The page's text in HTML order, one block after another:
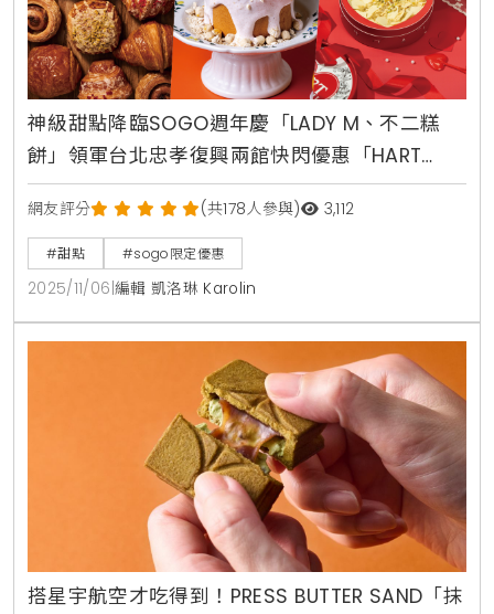
神級甜點降臨SOGO週年慶「LADY M、不二糕
餅」領軍台北忠孝復興兩館快閃優惠「HART
TIRAMISU」必吃
網友評分 (共178人參與) 3,112
#甜點 #sogo限定優惠
2025/11/06 編輯 凱洛琳 Karolin
搭星宇航空才吃得到！PRESS BUTTER SAND「抹